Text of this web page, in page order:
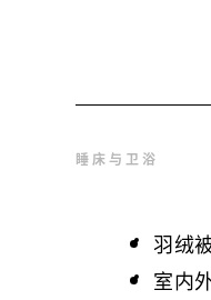
睡床与卫浴
羽绒
室内